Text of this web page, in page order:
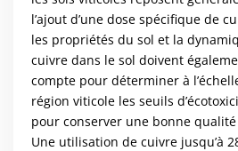
l’ajout d’une dose spécifique de
les propriétés du sol et la
cuivre dans le sol doivent
compte pour déterminer à
région viticole les seuils
pour conserver une bonne
Une utilisation de cuivre jusqu’à